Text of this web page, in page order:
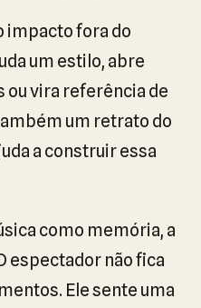
impacto fora do
um estilo, abre
ou vira referência de
um retrato do
a construir essa
como memória, a
espectador não fica
Ele sente uma